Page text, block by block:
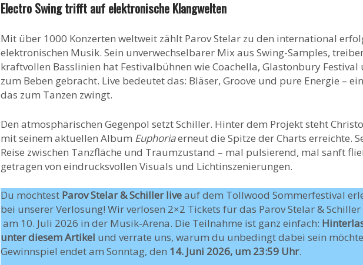
Electro Swing trifft auf elektronische Klangwelten
Mit über 1000 Konzerten weltweit zählt Parov Stelar zu den international
elektronischen Musik. Sein unverwechselbarer Mix aus Swing-Samples,
kraftvollen Basslinien hat Festivalbühnen wie Coachella, Glastonbury
zum Beben gebracht. Live bedeutet das: Bläser, Groove und pure Energie –
das zum Tanzen zwingt.
Den atmosphärischen Gegenpol setzt Schiller. Hinter dem Projekt steht
mit seinem aktuellen Album Euphoriaerneut die Spitze der Charts erreichte.
Reise zwischen Tanzfläche und Traumzustand – mal pulsierend, mal sanft
getragen von eindrucksvollen Visuals und Lichtinszenierungen.
Du möchtest Parov Stelar & Schiller liveauf dem Tollwood Sommerfestival
bei unserer Verlosung! Wir verlosen 2×2 Tickets für das Parov Stelar &
am 10. Juli 2026 in der Musik-Arena. Die Teilnahme ist ganz einfach:
unter diesem Artikel und verrate uns, warum du unbedingt dabei sein
Gewinnspiel endet am Sonntag, den 14. Juni 2026, um 23:59 Uhr.